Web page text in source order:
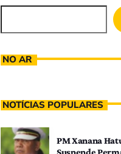
NO AR
NOTÍCIAS POPULARES
PM Xanana
Suspende